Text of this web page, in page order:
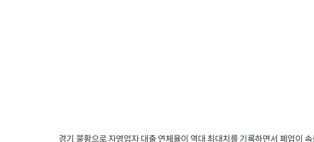
경기 불황으로 자영업자 대출 연체율이 역대 최대치를 기록하면서 폐업이